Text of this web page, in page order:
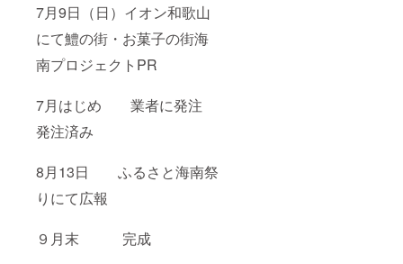
7月9日（日）イオン和歌山
にて鱧の街・お菓子の街海
南プロジェクトPR
7月はじめ 業者に発注
発注済み
8月13日 ふるさと海南祭
りにて広報
９月末 完成